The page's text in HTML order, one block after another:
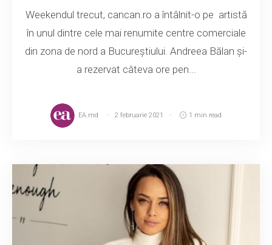
Weekendul trecut, cancan.ro a întâlnit-o pe artistă
în unul dintre cele mai renumite centre comerciale
din zona de nord a Bucureștiului. Andreea Bălan și-
a rezervat câteva ore pen...
EA.md 2 februarie 2021 1 min read